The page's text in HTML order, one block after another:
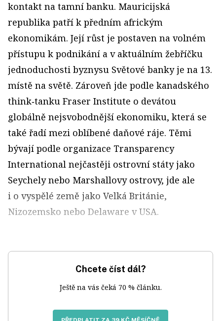
kontakt na tamní banku. Mauricijská
republika patří k předním africkým
ekonomikám. Její růst je postaven na volném
přístupu k podnikání a v aktuálním žebříčku
jednoduchosti byznysu Světové banky je na 13.
místě na světě. Zároveň jde podle kanadského
think‑tanku Fraser Institute o devátou
globálně nejsvobodnější ekonomiku, která se
také řadí mezi oblíbené daňové ráje. Těmi
bývají podle organizace Transparency
International nejčastěji ostrovní státy jako
Seychely nebo Marshallovy ostrovy, jde ale
i o vyspělé země jako Velká Británie,
Nizozemsko nebo Delaware v USA.
Chcete číst dál?
Ještě na vás čeká 70 % článku.